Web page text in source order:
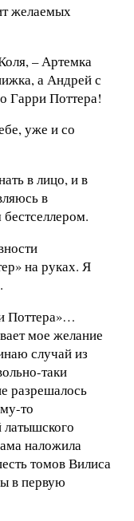
желаемых
– Артемка
а Андрей с
Гарри Поттера!
уже и со
в лицо, и в
в
на руках. Я
Поттера»…
мое желание
случай из
таки
разрешалось
то
наложила
томов Вилиса
в первую